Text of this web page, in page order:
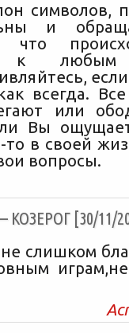
символов,
и
к
всегда.
или
Вы
то в своей
вопросы.
[30/11/
слишком
играм,не